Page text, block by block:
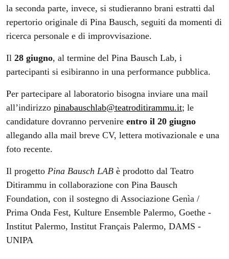
la seconda parte, invece, si studieranno brani estratti dal
repertorio originale di Pina Bausch, seguiti da momenti di
ricerca personale e di improvvisazione.
Il 28 giugno, al termine del Pina Bausch Lab, i
partecipanti si esibiranno in una performance pubblica.
Per partecipare al laboratorio bisogna inviare una mail
all’indirizzo pinabauschlab@teatroditirammu.it; le
candidature dovranno pervenire entro il 20 giugno
allegando alla mail breve CV, lettera motivazionale e una
foto recente.
Il progetto Pina Bausch LAB è prodotto dal Teatro
Ditirammu in collaborazione con Pina Bausch
Foundation, con il sostegno di Associazione Genìa /
Prima Onda Fest, Kulture Ensemble Palermo, Goethe -
Institut Palermo, Institut Français Palermo, DAMS -
UNIPA